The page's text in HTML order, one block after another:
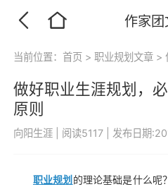
作家团
当前位置：首页 > 职业规划文章 >
做好职业生涯规划，
原则
向阳生涯 阅读5117 发布日期
职业规划 的理论基础是什么呢